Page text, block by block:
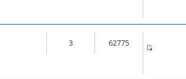
3 62775